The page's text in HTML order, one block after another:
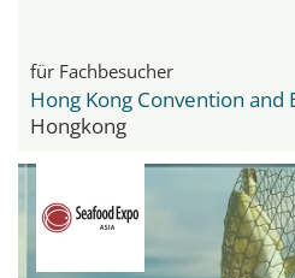
für Fachbesucher
Hongkong